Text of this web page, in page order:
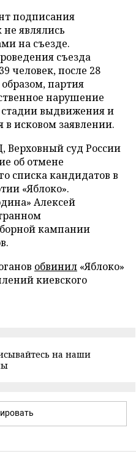
подписания
являлись
на съезде.
съезда
человек, после 28
партия
нарушение
стадии выдвижения и
в исковом заявлении.
Верховный суд России
об отмене
списка кандидатов в
«Яблоко».
Алексей
кампании
обвинил «Яблоко»
киевского
на наши